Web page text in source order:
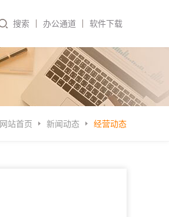
搜索 办公通道 软件下载
网站首页 新闻动态 经营动态